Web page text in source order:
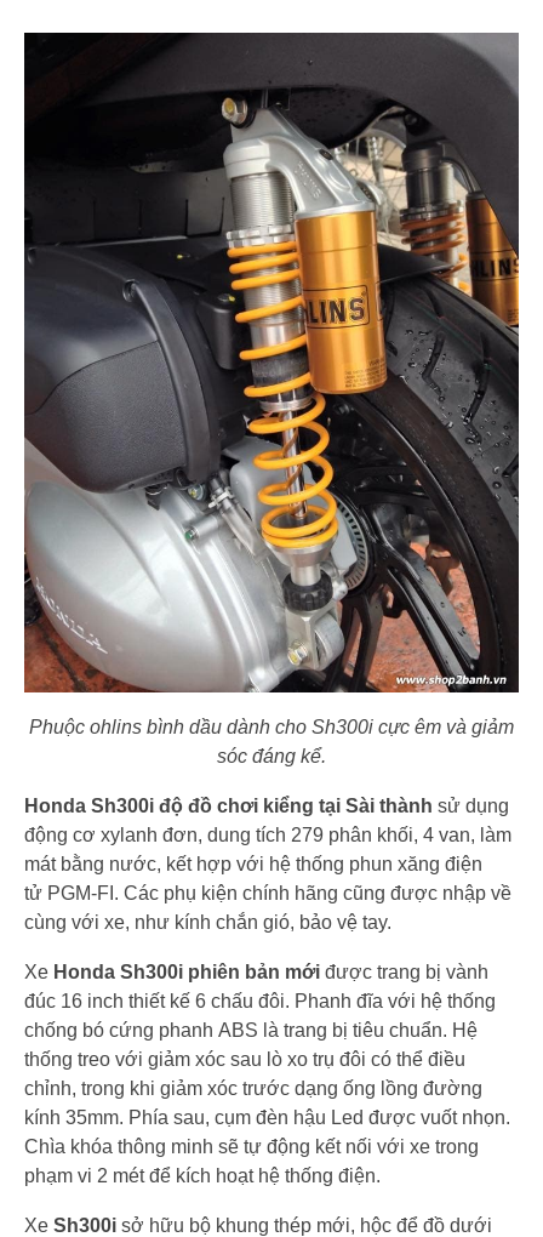
Phuộc ohlins bình dầu dành cho Sh300i cực êm và giảm
sóc đáng kể.
Honda Sh300i độ đồ chơi kiểng tại Sài thành sử dụng
động cơ xylanh đơn, dung tích 279 phân khối, 4 van, làm
mát bằng nước, kết hợp với hệ thống phun xăng điện
tử PGM-FI. Các phụ kiện chính hãng cũng được nhập về
cùng với xe, như kính chắn gió, bảo vệ tay.
Xe Honda Sh300i phiên bản mới được trang bị vành
đúc 16 inch thiết kế 6 chấu đôi. Phanh đĩa với hệ thống
chống bó cứng phanh ABS là trang bị tiêu chuẩn. Hệ
thống treo với giảm xóc sau lò xo trụ đôi có thể điều
chỉnh, trong khi giảm xóc trước dạng ống lồng đường
kính 35mm. Phía sau, cụm đèn hậu Led được vuốt nhọn.
Chìa khóa thông minh sẽ tự động kết nối với xe trong
phạm vi 2 mét để kích hoạt hệ thống điện.
Xe Sh300i sở hữu bộ khung thép mới, hộc để đồ dưới